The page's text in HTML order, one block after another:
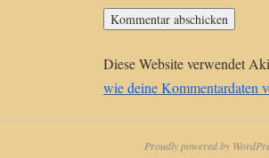
Diese Website verwendet
wie deine Kommentardaten
Proudly powered by